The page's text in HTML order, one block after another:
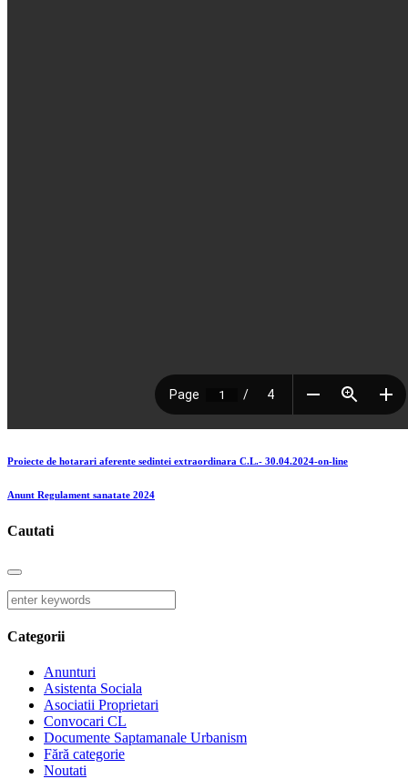
Proiecte de hotarari aferente sedintei extraordinara C.L.- 30.04.2024-on-line
Anunt Regulament sanatate 2024
Cautati
Categorii
Anunturi
Asistenta Sociala
Asociatii Proprietari
Convocari CL
Documente Saptamanale Urbanism
Fără categorie
Noutati